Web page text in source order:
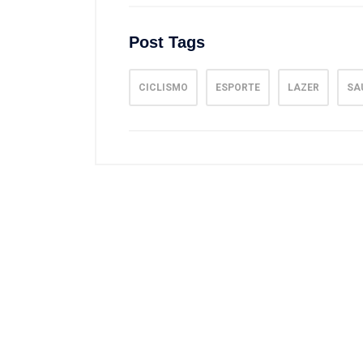
Post Tags
CICLISMO ESPORTE LAZER